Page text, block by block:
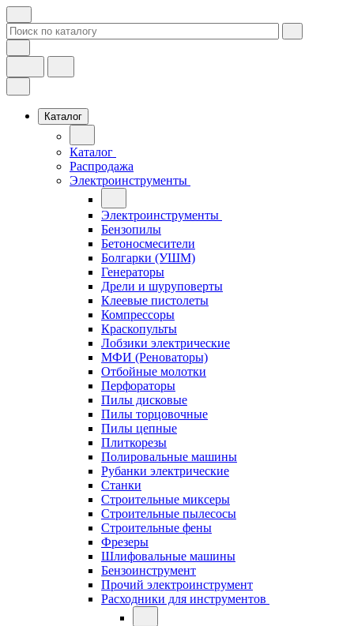
Каталог
Каталог
Распродажа
Электроинструменты
Электроинструменты
Бензопилы
Бетоносмесители
Болгарки (УШМ)
Генераторы
Дрели и шуруповерты
Клеевые пистолеты
Компрессоры
Краскопульты
Лобзики электрические
МФИ (Реноваторы)
Отбойные молотки
Перфораторы
Пилы дисковые
Пилы торцовочные
Пилы цепные
Плиткорезы
Полировальные машины
Рубанки электрические
Станки
Строительные миксеры
Строительные пылесосы
Строительные фены
Фрезеры
Шлифовальные машины
Бензоинструмент
Прочий электроинструмент
Расходники для инструментов